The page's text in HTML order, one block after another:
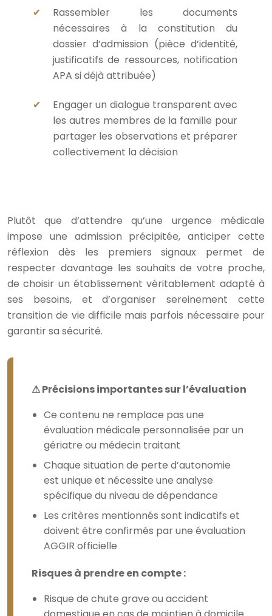
Rassembler les documents
nécessaires à la constitution du
dossier d’admission (pièce d’identité,
justificatifs de ressources, notification
APA si déjà attribuée)
Engager un dialogue transparent avec
les autres membres de la famille pour
partager les observations et préparer
collectivement la décision
Plutôt que d’attendre qu’une urgence médicale
impose une admission précipitée, anticiper cette
réflexion dès les premiers signaux permet de
respecter davantage les souhaits de votre proche,
de choisir un établissement véritablement adapté à
ses besoins, et d’organiser sereinement cette
transition de vie difficile mais parfois nécessaire pour
garantir sa sécurité.
⚠ Précisions importantes sur l’évaluation
Ce contenu ne remplace pas une
évaluation médicale personnalisée par un
gériatre ou médecin traitant
Chaque situation de perte d’autonomie
est unique et nécessite une analyse
spécifique du niveau de dépendance
Les critères mentionnés sont indicatifs et
doivent être confirmés par une évaluation
AGGIR officielle
Risques à prendre en compte :
Risque de chute grave ou accident